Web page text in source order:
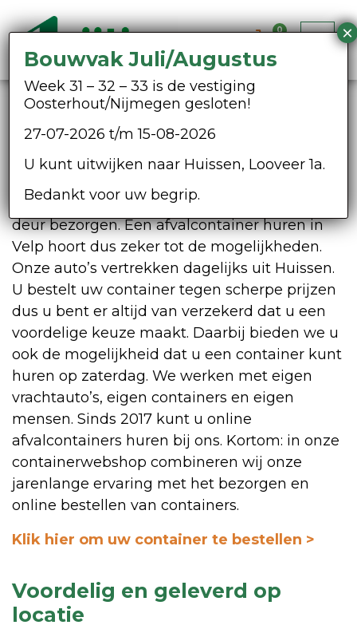
0
Afvalcontainer huren Velp
container in heel Gelderland bij u voor de
deur bezorgen. Een afvalcontainer huren in
Velp hoort dus zeker tot de mogelijkheden.
Onze auto’s vertrekken dagelijks uit Huissen.
U bestelt uw container tegen scherpe prijzen
dus u bent er altijd van verzekerd dat u een
voordelige keuze maakt. Daarbij bieden we u
ook de mogelijkheid dat u een container kunt
huren op zaterdag. We werken met eigen
vrachtauto’s, eigen containers en eigen
mensen. Sinds 2017 kunt u online
afvalcontainers huren bij ons. Kortom: in onze
containerwebshop combineren wij onze
jarenlange ervaring met het bezorgen en
online bestellen van containers.
Klik hier om uw container te bestellen >
Voordelig en geleverd op
locatie
Bouwvak Juli/Augustus
Week 31 – 32 – 33 is de vestiging
Oosterhout/Nijmegen gesloten!
27-07-2026 t/m 15-08-2026
U kunt uitwijken naar Huissen, Looveer 1a.
Bedankt voor uw begrip.